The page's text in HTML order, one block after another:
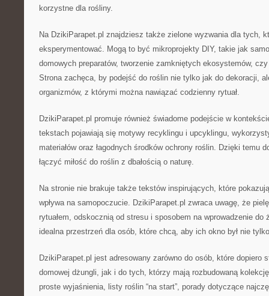
korzystne dla rośliny.
Na DzikiParapet.pl znajdziesz także zielone wyzwania dla tych,
eksperymentować. Mogą to być mikroprojekty DIY, takie jak
domowych preparatów, tworzenie zamkniętych ekosystemów,
Strona zachęca, by podejść do roślin nie tylko jak do dekoracji,
organizmów, z którymi można nawiązać codzienny rytuał.
DzikiParapet.pl promuje również świadome podejście w
tekstach pojawiają się motywy recyklingu i upcyklingu,
materiałów oraz łagodnych środków ochrony roślin. Dzięki temu
łączyć miłość do roślin z dbałością o naturę.
Na stronie nie brakuje także tekstów inspirujących, które
wpływa na samopoczucie. DzikiParapet.pl zwraca uwagę, że
rytuałem, odskocznią od stresu i sposobem na wprowadzenie do
idealna przestrzeń dla osób, które chcą, aby ich okno był nie
DzikiParapet.pl jest adresowany zarówno do osób, które dopiero
domowej dżungli, jak i do tych, którzy mają rozbudowaną
proste wyjaśnienia, listy roślin “na start”, porady dotyczące